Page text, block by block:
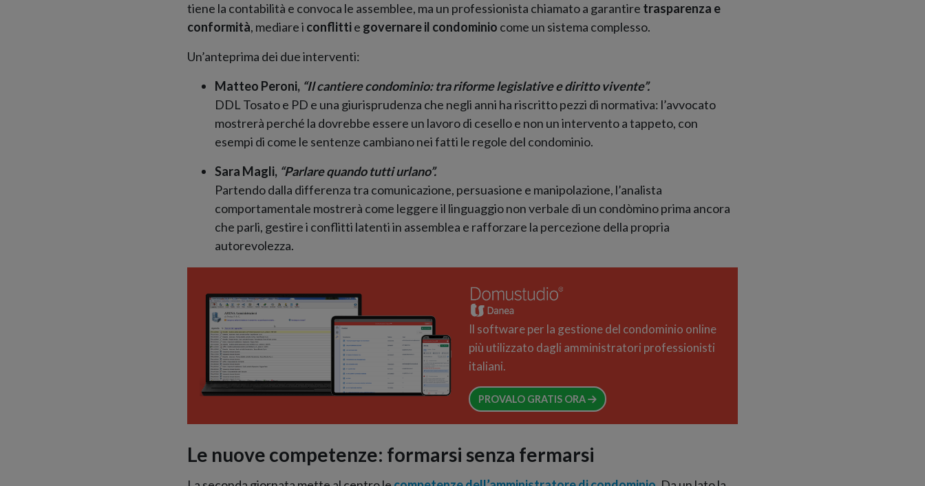
tiene la contabilità e convoca le assemblee, ma un professionista chiamato a garantire trasparenza e
conformità, mediare i conflittie governare il condominio come un sistema complesso.
Un’anteprima dei due interventi:
Matteo Peroni, “Il cantiere condominio: tra riforme legislative e diritto vivente”.
DDL Tosato e PD e una giurisprudenza che negli anni ha riscritto pezzi di normativa: l’avvocato
mostrerà perché la dovrebbe essere un lavoro di cesello e non un intervento a tappeto, con
esempi di come le sentenze cambiano nei fatti le regole del condominio.
Sara Magli, “Parlare quando tutti urlano”.
Partendo dalla differenza tra comunicazione, persuasione e manipolazione, l’analista
comportamentale mostrerà come leggere il linguaggio non verbale di un condòmino prima ancora
che parli, gestire i conflitti latenti in assemblea e rafforzare la percezione della propria
autorevolezza.
Il software per la gestione del condominio online
più utilizzato dagli amministratori professionisti
italiani.
PROVALO GRATIS ORA
Le nuove competenze: formarsi senza fermarsi